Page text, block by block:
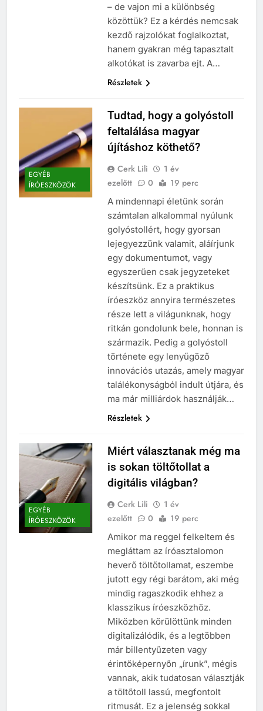
– de vajon mi a különbség
közöttük? Ez a kérdés nemcsak
kezdő rajzolókat foglalkoztat,
hanem gyakran még tapasztalt
alkotókat is zavarba ejt. A…
Részletek
EGYÉB
ÍRÓESZKÖZÖK
Tudtad, hogy a golyóstoll
feltalálása magyar
újításhoz köthető?
Cerk Lili
1 év
ezelőtt
0 19 perc
A mindennapi életünk során
számtalan alkalommal nyúlunk
golyóstollért, hogy gyorsan
lejegyezzünk valamit, aláírjunk
egy dokumentumot, vagy
egyszerűen csak jegyzeteket
készítsünk. Ez a praktikus
íróeszköz annyira természetes
része lett a világunknak, hogy
ritkán gondolunk bele, honnan is
származik. Pedig a golyóstoll
története egy lenyűgöző
innovációs utazás, amely magyar
találékonyságból indult útjára, és
ma már milliárdok használják…
Részletek
EGYÉB
ÍRÓESZKÖZÖK
Miért választanak még ma
is sokan töltőtollat a
digitális világban?
Cerk Lili
1 év
ezelőtt
0 19 perc
Amikor ma reggel felkeltem és
megláttam az íróasztalomon
heverő töltőtollamat, eszembe
jutott egy régi barátom, aki még
mindig ragaszkodik ehhez a
klasszikus íróeszközhöz.
Miközben körülöttünk minden
digitalizálódik, és a legtöbben
már billentyűzeten vagy
érintőképernyőn „írunk”, mégis
vannak, akik tudatosan választják
a töltőtoll lassú, megfontolt
ritmusát. Ez a jelenség sokkal